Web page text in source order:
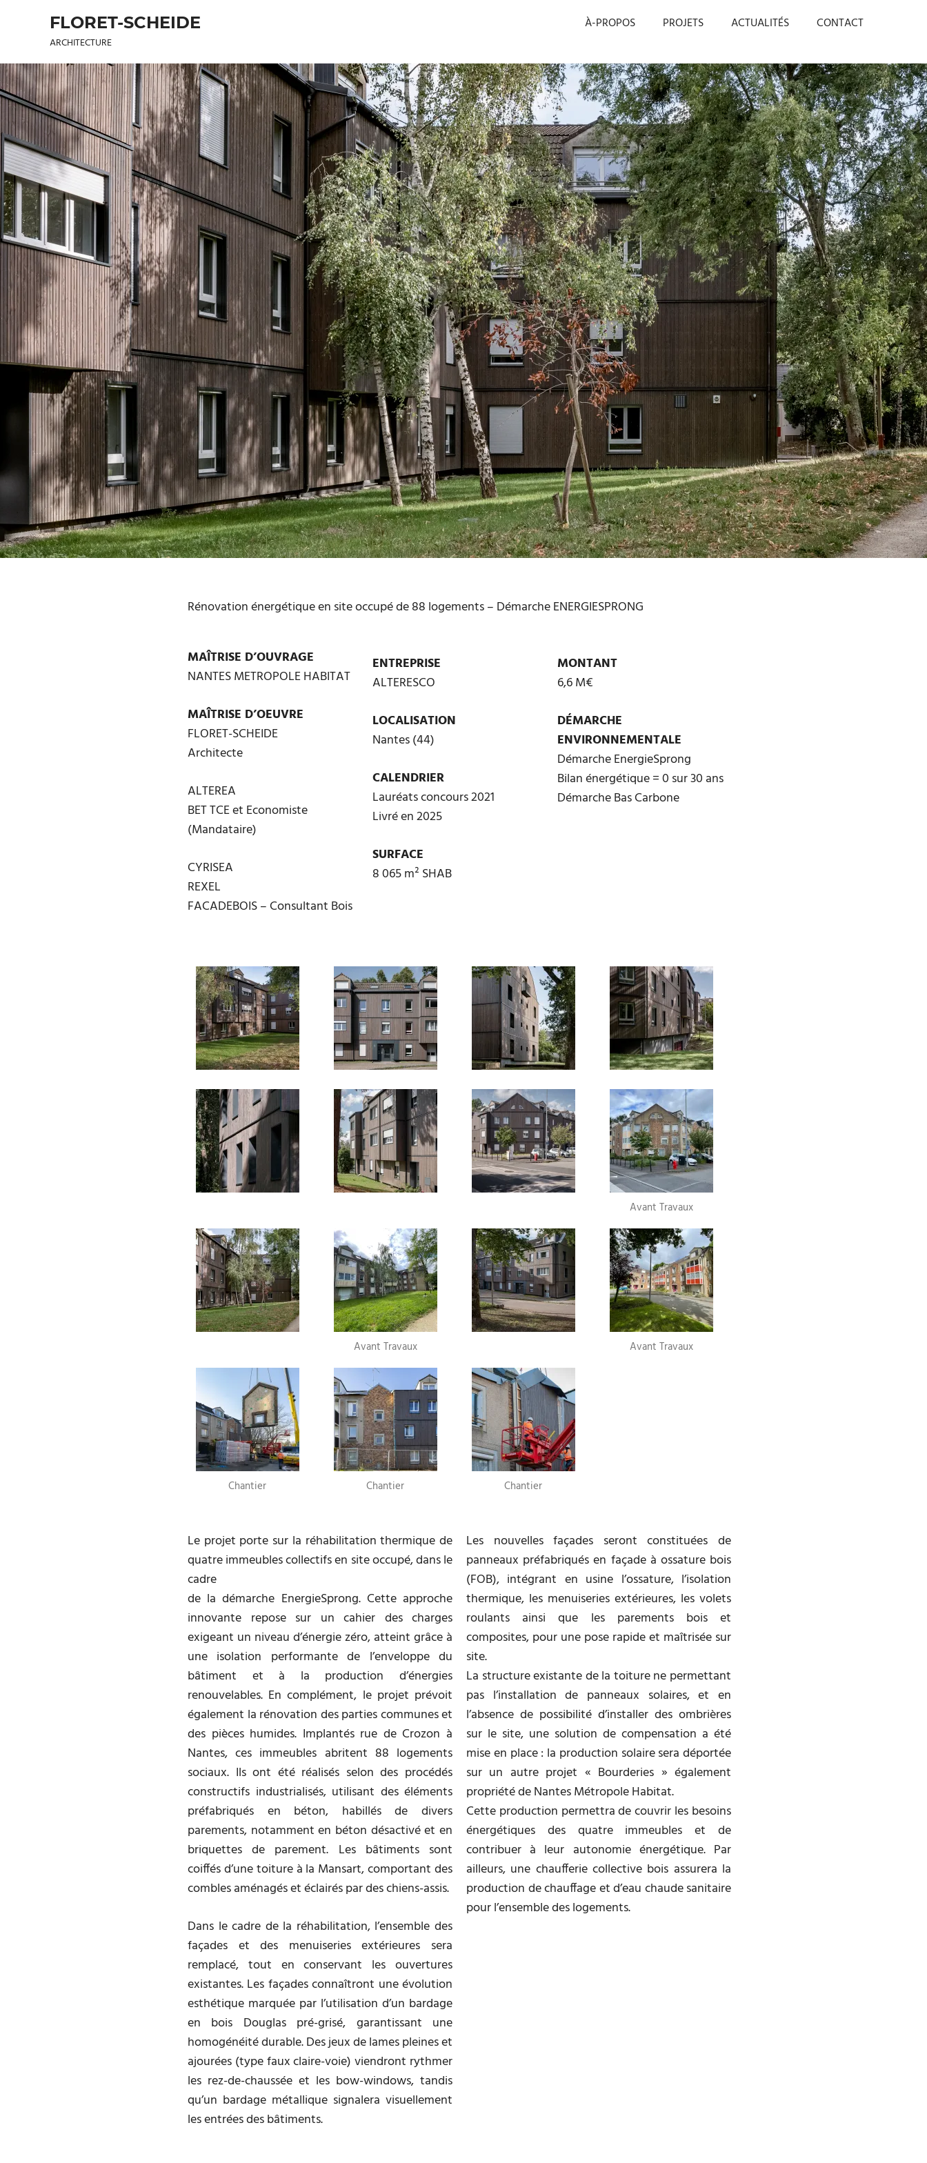
Skip
to
content
FLORET-SCHEIDE
ARCHITECTURE
À-PROPOS PROJETS ACTUALITÉS CONTACT
Rénovation énergétique en site occupé de 88 logements – Démarche ENERGIESPRONG
MAÎTRISE D’OUVRAGE
NANTES METROPOLE HABITAT
MAÎTRISE D’OEUVRE
FLORET-SCHEIDE
Architecte
ALTEREA
BET TCE et Economiste
(Mandataire)
CYRISEA
REXEL
FACADEBOIS – Consultant Bois
ENTREPRISE
ALTERESCO
LOCALISATION
Nantes (44)
CALENDRIER
Lauréats concours 2021
Livré en 2025
SURFACE
8 065 m² SHAB
MONTANT
6,6 M€
DÉMARCHE
ENVIRONNEMENTALE
Démarche EnergieSprong
Bilan énergétique = 0 sur 30 ans
Démarche Bas Carbone
Avant Travaux
Avant Travaux Avant Travaux
Chantier Chantier Chantier
Le projet porte sur la réhabilitation thermique de
quatre immeubles collectifs en site occupé, dans le
cadre
de la démarche EnergieSprong. Cette approche
innovante repose sur un cahier des charges
exigeant un niveau d’énergie zéro, atteint grâce à
une isolation performante de l’enveloppe du
bâtiment et à la production d’énergies
renouvelables. En complément, le projet prévoit
également la rénovation des parties communes et
des pièces humides. Implantés rue de Crozon à
Nantes, ces immeubles abritent 88 logements
sociaux. Ils ont été réalisés selon des procédés
constructifs industrialisés, utilisant des éléments
préfabriqués en béton, habillés de divers
parements, notamment en béton désactivé et en
briquettes de parement. Les bâtiments sont
coiffés d’une toiture à la Mansart, comportant des
combles aménagés et éclairés par des chiens-assis.
Dans le cadre de la réhabilitation, l’ensemble des
façades et des menuiseries extérieures sera
remplacé, tout en conservant les ouvertures
existantes. Les façades connaîtront une évolution
esthétique marquée par l’utilisation d’un bardage
en bois Douglas pré-grisé, garantissant une
homogénéité durable. Des jeux de lames pleines et
ajourées (type faux claire-voie) viendront rythmer
les rez-de-chaussée et les bow-windows, tandis
qu’un bardage métallique signalera visuellement
les entrées des bâtiments.
Les nouvelles façades seront constituées de
panneaux préfabriqués en façade à ossature bois
(FOB), intégrant en usine l’ossature, l’isolation
thermique, les menuiseries extérieures, les volets
roulants ainsi que les parements bois et
composites, pour une pose rapide et maîtrisée sur
site.
La structure existante de la toiture ne permettant
pas l’installation de panneaux solaires, et en
l’absence de possibilité d’installer des ombrières
sur le site, une solution de compensation a été
mise en place : la production solaire sera déportée
sur un autre projet « Bourderies » également
propriété de Nantes Métropole Habitat.
Cette production permettra de couvrir les besoins
énergétiques des quatre immeubles et de
contribuer à leur autonomie énergétique. Par
ailleurs, une chaufferie collective bois assurera la
production de chauffage et d’eau chaude sanitaire
pour l’ensemble des logements.